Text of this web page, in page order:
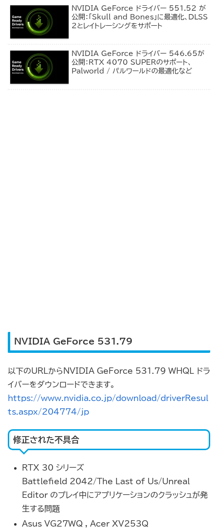
NVIDIA GeForce ドライバー 551.52 が
公開：「Skull and Bones」に最適化、DLSS
2とレイトレーシングをサポート
NVIDIA GeForce ドライバー 546.65が
公開：RTX 4070 SUPERのサポート、
Palworld / パルワールドの最適化など
NVIDIA GeForce 531.79
以下のURLからNVIDIA GeForce 531.79 WHQL ドラ
イバーをダウンロードできます。
https://www.nvidia.co.jp/download/driverResul
ts.aspx/204774/jp
修正された不具合
RTX 30 シリーズ
Battlefield 2042/The Last of Us/Unreal
Editor のプレイ中にアプリケーションのクラッシュが発
生する問題
Asus VG27WQ , Acer XV253Q